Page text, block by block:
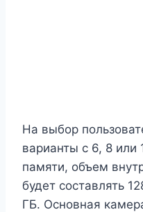
На выбор
варианты с 6, 8 или
памяти, объем
будет составлять
ГБ. Основная